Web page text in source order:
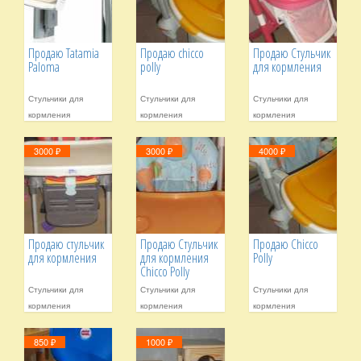
Продаю Tatamia
Paloma
Стульчики для
кормления
Продаю chicco
polly
Стульчики для
кормления
Продаю Стульчик
для кормления
Стульчики для
кормления
3000 ₽
Продаю стульчик
для кормления
Стульчики для
кормления
3000 ₽
Продаю Стульчик
для кормления
Chicco Polly
Стульчики для
кормления
4000 ₽
Продаю Chicco
Polly
Стульчики для
кормления
850 ₽ 1000 ₽